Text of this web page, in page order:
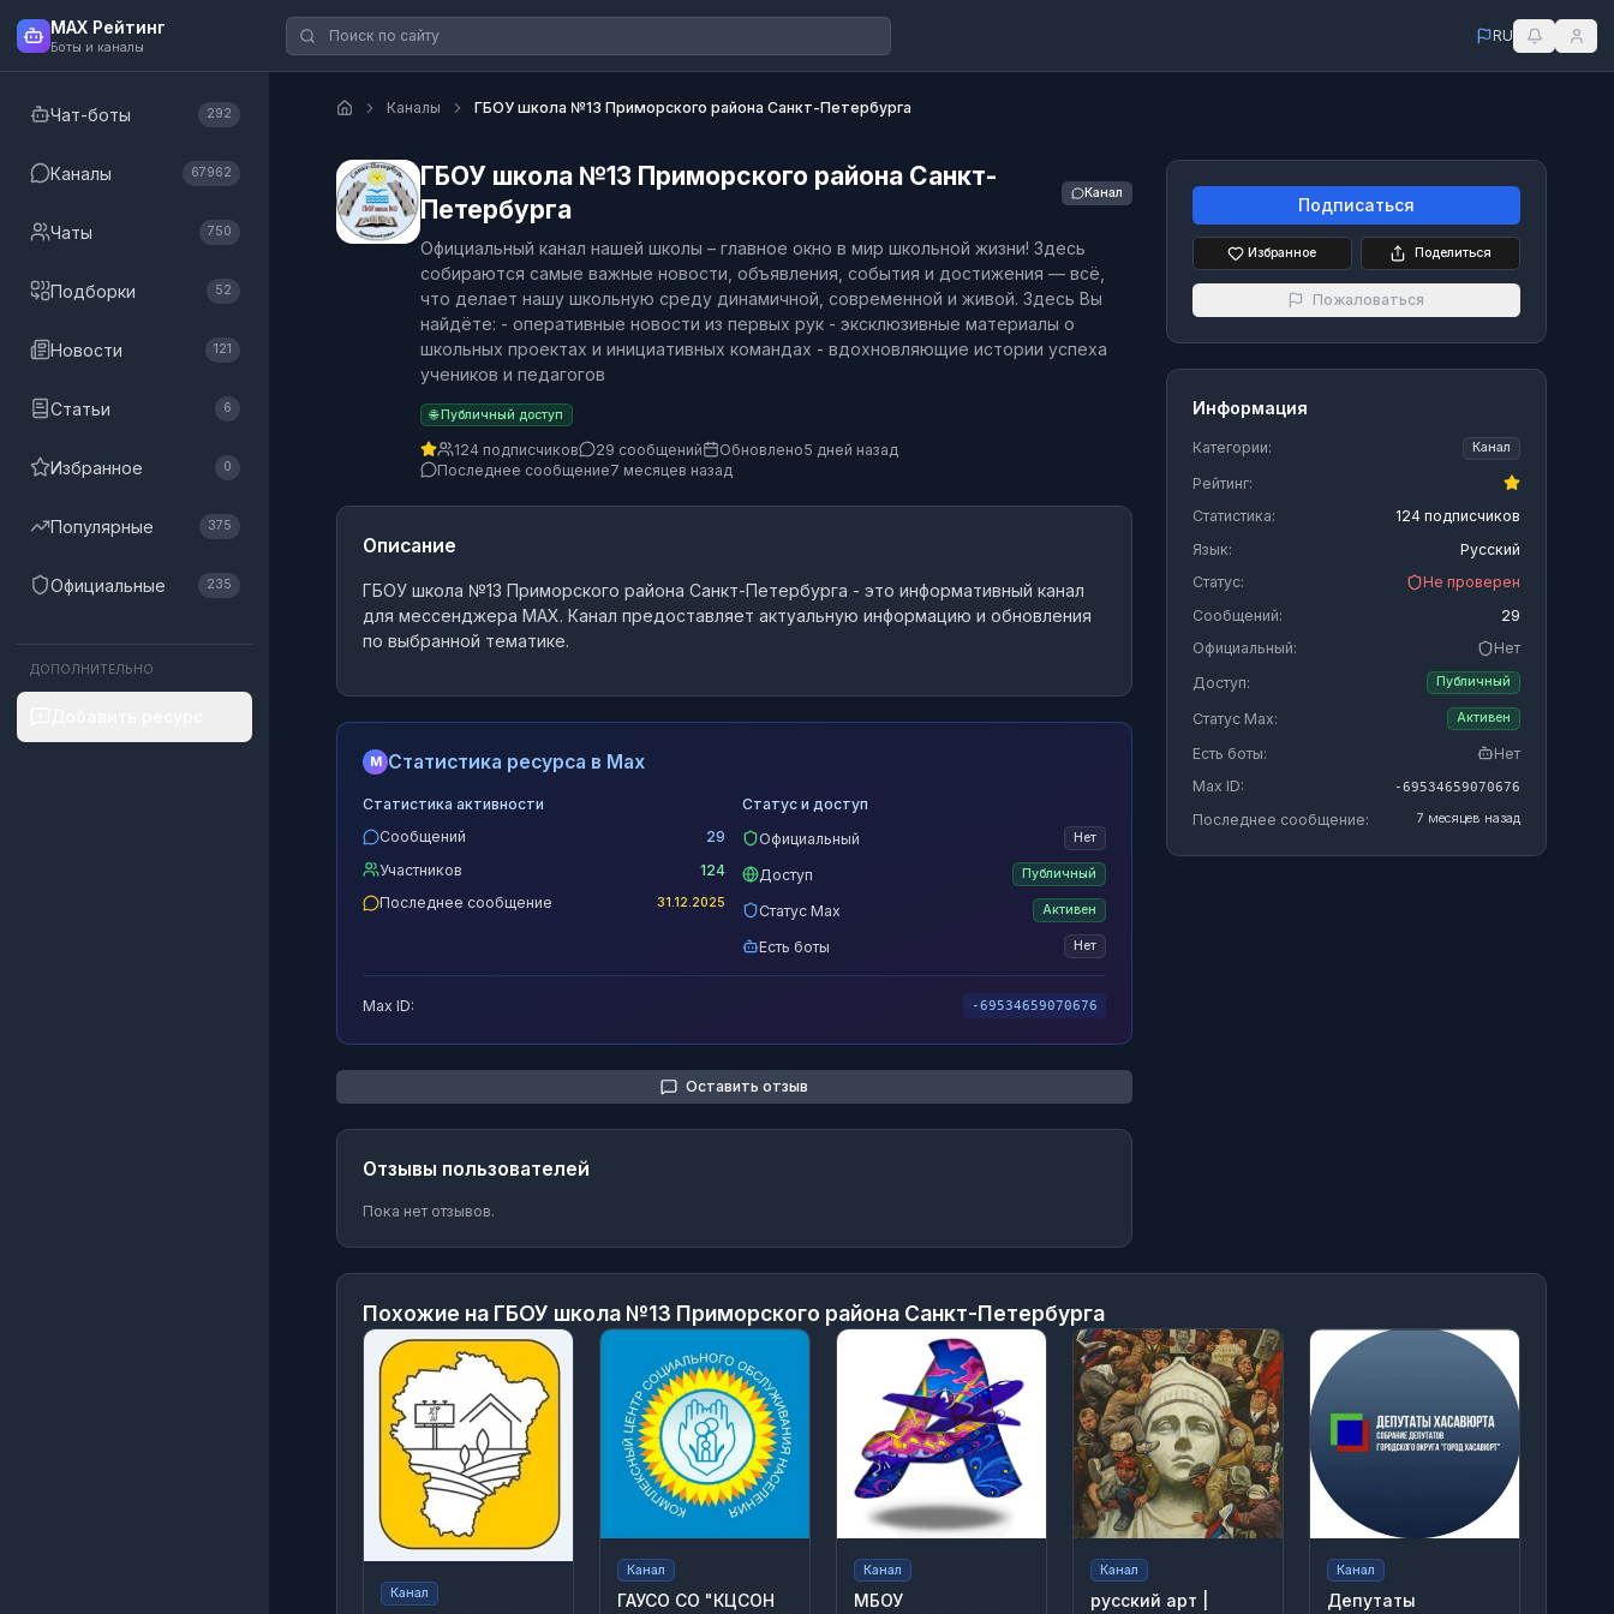
MAX Рейтинг
Боты и каналы
Чат-боты 292
Каналы 67962
Чаты 750
Подборки 52
Новости 121
Статьи 6
Избранное 0
Популярные 375
Официальные 235
ДОПОЛНИТЕЛЬНО
RU
Каналы ГБОУ школа №13 Приморского района Санкт-Петербурга
ГБОУ школа №13 Приморского района Санкт-
Петербурга
Канал
Официальный канал нашей школы – главное окно в мир школьной жизни! Здесь
собираются самые важные новости, объявления, события и достижения — всё,
что делает нашу школьную среду динамичной, современной и живой. Здесь Вы
найдёте: - оперативные новости из первых рук - эксклюзивные материалы о
школьных проектах и инициативных командах - вдохновляющие истории успеха
учеников и педагогов
🌐 Публичный доступ
124 подписчиков 29 сообщений Обновлено5 дней назад
Последнее сообщение7 месяцев назад
Описание
ГБОУ школа №13 Приморского района Санкт-Петербурга - это информативный канал
для мессенджера MAX. Канал предоставляет актуальную информацию и обновления
по выбранной тематике.
M Статистика ресурса в Max
Статистика активности
Сообщений
29
Участников
124
Последнее сообщение
31.12.2025
Статус и доступ
Официальный
Нет
Доступ Публичный
Статус Max Активен
Есть боты Нет
Max ID: -69534659070676
Оставить отзыв
Отзывы пользователей
Пока нет отзывов.
Подписаться
Избранное Поделиться
Пожаловаться
Информация
Категории: Канал
Рейтинг:
Статистика:
124 подписчиков
Язык:
Русский
Статус:
Не проверен
Сообщений:
29
Официальный:
Нет
Доступ:
Публичный
Статус Max: Активен
Есть боты:
Нет
Max ID:
-69534659070676
Последнее сообщение: 7 месяцев назад
Похожие на ГБОУ школа №13 Приморского района Санкт-Петербурга
Канал
Канал
ГАУСО СО "КЦСОН
Канал
МБОУ
Канал
русский арт |
Канал
Депутаты